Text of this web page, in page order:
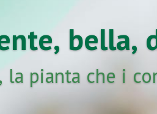
bella,
la pianta che i